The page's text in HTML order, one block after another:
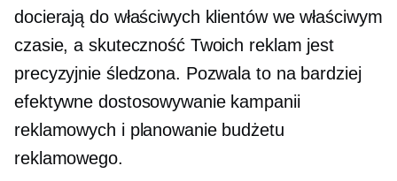
docierają do właściwych klientów we właściwym
czasie, a skuteczność Twoich reklam jest
precyzyjnie śledzona. Pozwala to na bardziej
efektywne dostosowywanie kampanii
reklamowych i planowanie budżetu
reklamowego.